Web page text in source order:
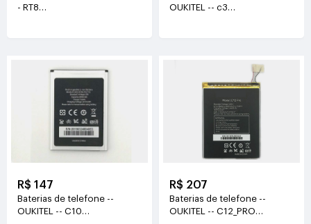
- RT8
OUKITEL -- c3
R$ 147
Baterias de telefone --
OUKITEL -- C10
R$ 207
Baterias de telefone --
OUKITEL -- C12_PRO